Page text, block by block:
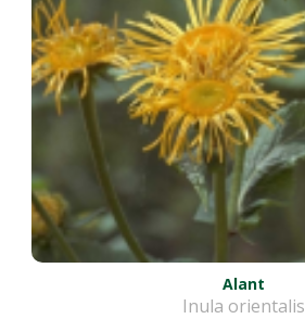
Alant
Inula orientalis